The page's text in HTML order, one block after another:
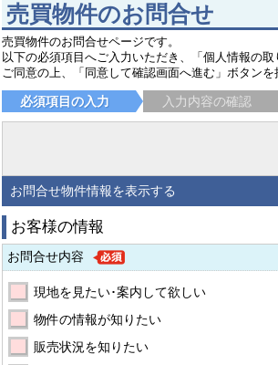
売買物件のお問合せ
売買物件のお問合せページです。
以下の必須項目へご入力いただき、「個人情報の
ご同意の上、「同意して確認画面へ進む」ボタンを
必須項目の入力 入力内容の確認
お問合せ物件情報を表示する
お客様の情報
お問合せ内容
現地を見たい･案内して欲しい
物件の情報が知りたい
販売状況を知りたい